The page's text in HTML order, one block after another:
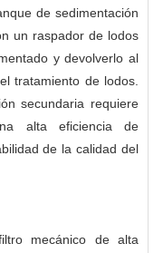
de sedimentación
un raspador de lodos
y devolverlo al
tratamiento de lodos.
secundaria requiere
alta eficiencia de
de la calidad del
mecánico de alta